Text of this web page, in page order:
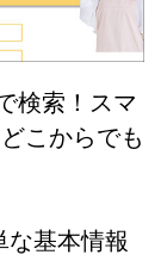
検索！スマ
こからでも
な基本情報